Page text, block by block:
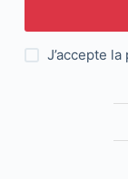
J’accepte la